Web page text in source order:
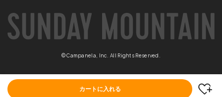
©Campanela, Inc. All Rights Reserved.
カートに入れる